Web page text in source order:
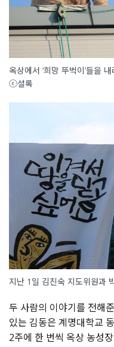
옥상에서 ‘희망 뚜벅이’들을
ⓒ셜록
지난 1일 김진숙 지도위원과
두 사람의 이야기를 전해
있는 김동은 계명대학교
2주에 한 번씩 옥상 농성